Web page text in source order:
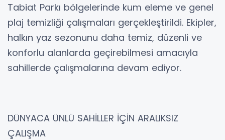
Tabiat Parkı bölgelerinde kum eleme ve genel
plaj temizliği çalışmaları gerçekleştirildi. Ekipler,
halkın yaz sezonunu daha temiz, düzenli ve
konforlu alanlarda geçirebilmesi amacıyla
sahillerde çalışmalarına devam ediyor.
DÜNYACA ÜNLÜ SAHİLLER İÇİN ARALIKSIZ
ÇALIŞMA